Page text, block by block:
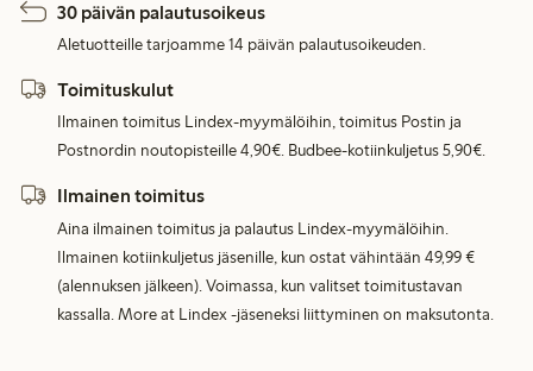
30 päivän palautusoikeus
Aletuotteille tarjoamme 14 päivän palautusoikeuden.
Toimituskulut
Ilmainen toimitus Lindex-myymälöihin, toimitus Postin ja
Postnordin noutopisteille 4,90€. Budbee-kotiinkuljetus 5,90€.
Ilmainen toimitus
Aina ilmainen toimitus ja palautus Lindex-myymälöihin.
Ilmainen kotiinkuljetus jäsenille, kun ostat vähintään 49,99 €
(alennuksen jälkeen). Voimassa, kun valitset toimitustavan
kassalla. More at Lindex -jäseneksi liittyminen on maksutonta.